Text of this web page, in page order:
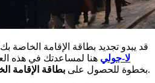
قد يبدو تجديد بطاقة الإقامة الخاصة بك
لا-جولي هنا لمساعدتك في هذه
بخطوة للحصول على بطاقة الإقامة بدون توتر.